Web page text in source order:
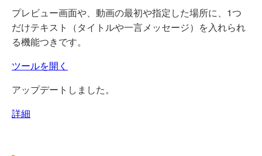
プレビュー画面や、動画の最初や指定した場所に、1つ
だけテキスト（タイトルや一言メッセージ）を入れられ
る機能つきです。
ツールを開く
アップデートしました。
詳細